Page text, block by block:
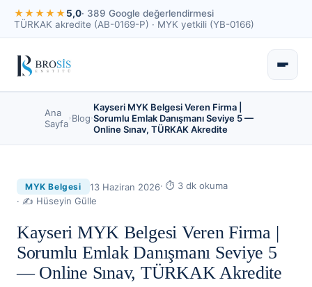
★★★★★5,0· 389 Google değerlendirmesi
TÜRKAK akredite (AB-0169-P) · MYK yetkili (YB-0166)
Ana
Sayfa Blog
Kayseri MYK Belgesi Veren Firma |
Sorumlu Emlak Danışmanı Seviye 5 —
Online Sınav, TÜRKAK Akredite
MYK Belgesi 13 Haziran 2026· ⏱ 3dk okuma
· ✍ Hüseyin Gülle
Kayseri MYK Belgesi Veren Firma |
Sorumlu Emlak Danışmanı Seviye 5
— Online Sınav, TÜRKAK Akredite